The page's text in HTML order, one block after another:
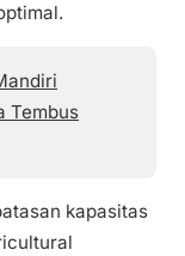
Tembus
kapasitas